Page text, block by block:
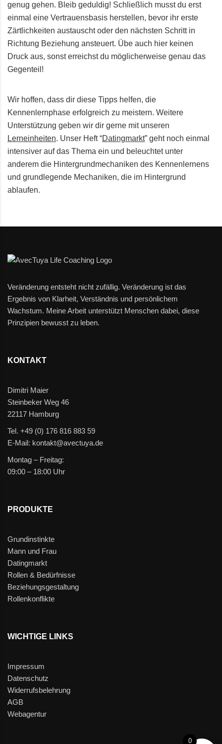
genug gehen. Bleib geduldig! Schließlich musst du erst
einmal eine Vertrauensbasis herstellen, bevor ihr erste
Zärtlichkeiten austauscht oder den nächsten Schritt in
Richtung Beziehung ansteuert. Übe auch hier keinen
Druck aus, sonst erreichst du möglicherweise genau das
Gegenteil!
Wir hoffen, dass dir diese Tipps helfen, die
Kennenlernphase erfolgreich zu meistern. Weitere
Unterstützung geben wir dir gerne mit unseren
Lerneinheiten. Unser Heft “Datingmarkt” geht noch einmal
intensiver auf das Thema ein und beleuchtet unter
anderem die Hintergrundmechaniken des Kennenlernens
und grundlegende Mechaniken, die im Hintergrund
ablaufen.
Veränderung entsteht nicht zufällig. Veränderung ist das
Ergebnis von Klarheit, Verständnis und persönlichem
Wachstum. Meine Arbeit unterstützt Menschen dabei, diese
Prinzipien bewusst zu leben.
KONTAKT
Dimitri Maier
Steinbeker Weg 46
22117 Hamburg
Tel. +49 (0) 176 816 883 59
E-Mail: kontakt@avectuya.de
Montag – Freitag:
09:00 – 18:00 Uhr
PRODUKTE
Grundinstinkte
Mann und Frau
Datingmarkt
Rollen & Bedürfnisse
Beziehungsgestaltung
Rollenkonflikte
WICHTIGE LINKS
Impressum
Datenschutz
Widerrufsbelehrung
AGB
Webagentur
0